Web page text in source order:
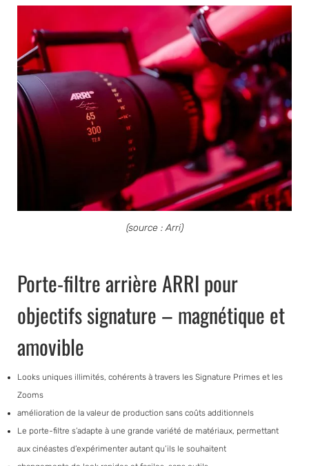
(source : Arri)
Porte-filtre arrière ARRI pour
objectifs signature – magnétique et
amovible
Looks uniques illimités, cohérents à travers les Signature Primes et les
Zooms
amélioration de la valeur de production sans coûts additionnels
Le porte-filtre s’adapte à une grande variété de matériaux, permettant
aux cinéastes d’expérimenter autant qu’ils le souhaitent